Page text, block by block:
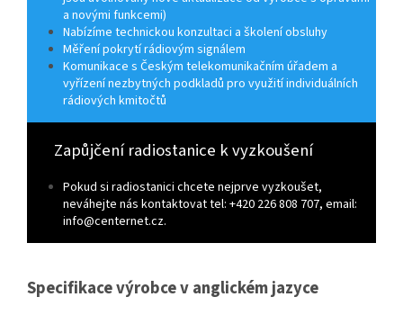
a novými funkcemi)
Nabízíme technickou konzultaci a školení obsluhy
Měření pokrytí rádiovým signálem
Komunikace s Českým telekomunikačním úřadem a
vyřízení nezbytných podkladů pro využití individuálních
rádiových kmitočtů
Zapůjčení radiostanice k vyzkoušení
Pokud si radiostanici chcete nejprve vyzkoušet,
neváhejte nás kontaktovat tel: +420 226 808 707, email:
info@centernet.cz.
Specifikace výrobce v anglickém jazyce